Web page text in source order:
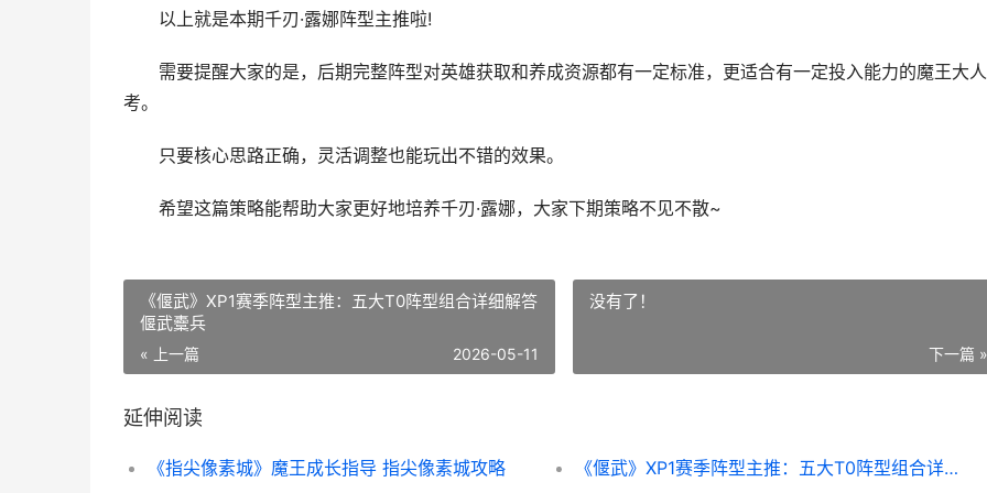
以上就是本期千刃·露娜阵型主推啦!
需要提醒大家的是，后期完整阵型对英雄获取和养成资源都有一定标准，更适合有一定投入能力的魔王大
考。
只要核心思路正确，灵活调整也能玩出不错的效果。
希望这篇策略能帮助大家更好地培养千刃·露娜，大家下期策略不见不散~
《偃武》XP1赛季阵型主推：五大T0阵型组合详细解答
偃武櫜兵
« 上一篇 2026-05-11
没有了！
下一篇 »
延伸阅读
《指尖像素城》魔王成长指导 指尖像素城攻略
《偃武》XP1赛季阵型主推：五大T0阵型组合详细解答 偃武櫜兵